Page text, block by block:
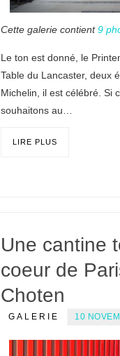
Cette galerie contient9
Le ton est donné, le
Table du Lancaster, deux
Michelin, il est célébré. Si
souhaitons au…
LIRE PLUS
Une cantine
coeur de
Choten
GALERIE 10